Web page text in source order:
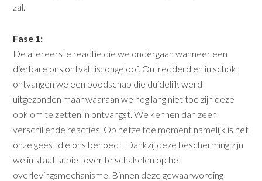
zal.
Fase 1:
De allereerste reactie die we ondergaan wanneer een
dierbare ons ontvalt is: ongeloof. Ontredderd en in schok
ontvangen we een boodschap die duidelijk werd
uitgezonden maar waaraan we nog lang niet toe zijn deze
ook om te zetten in ontvangst. We kennen dan zeer
verschillende reacties. Op hetzelfde moment namelijk is het
onze geest die ons behoedt. Dankzij deze bescherming zijn
we in staat subiet over te schakelen op het
overlevingsmechanisme. Binnen deze gewaarwording